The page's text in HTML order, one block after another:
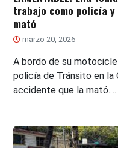
trabajo como policía
mató
marzo 20, 2026
A bordo de su
policía de Tránsito en la
accidente que la mató.…